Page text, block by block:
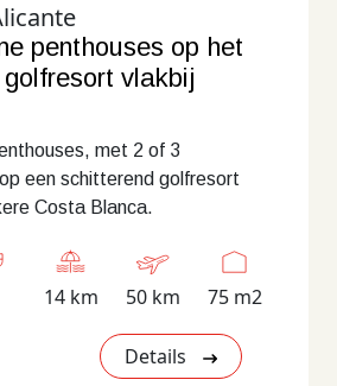
penthouses op het
vlakbij
met 2 of 3
een schitterend golfresort
Costa Blanca.
14 km 50 km 75 m2
Details